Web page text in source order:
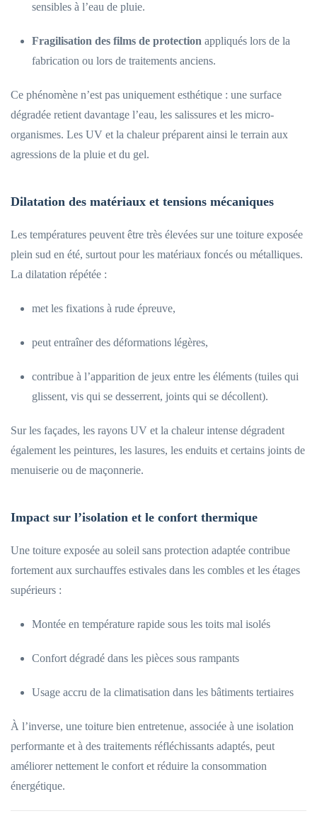
sensibles à l’eau de pluie.
Fragilisation des films de protection appliqués lors de la
fabrication ou lors de traitements anciens.
Ce phénomène n’est pas uniquement esthétique : une surface
dégradée retient davantage l’eau, les salissures et les micro-
organismes. Les UV et la chaleur préparent ainsi le terrain aux
agressions de la pluie et du gel.
Dilatation des matériaux et tensions mécaniques
Les températures peuvent être très élevées sur une toiture exposée
plein sud en été, surtout pour les matériaux foncés ou métalliques.
La dilatation répétée :
met les fixations à rude épreuve,
peut entraîner des déformations légères,
contribue à l’apparition de jeux entre les éléments (tuiles qui
glissent, vis qui se desserrent, joints qui se décollent).
Sur les façades, les rayons UV et la chaleur intense dégradent
également les peintures, les lasures, les enduits et certains joints de
menuiserie ou de maçonnerie.
Impact sur l’isolation et le confort thermique
Une toiture exposée au soleil sans protection adaptée contribue
fortement aux surchauffes estivales dans les combles et les étages
supérieurs :
Montée en température rapide sous les toits mal isolés
Confort dégradé dans les pièces sous rampants
Usage accru de la climatisation dans les bâtiments tertiaires
À l’inverse, une toiture bien entretenue, associée à une isolation
performante et à des traitements réfléchissants adaptés, peut
améliorer nettement le confort et réduire la consommation
énergétique.